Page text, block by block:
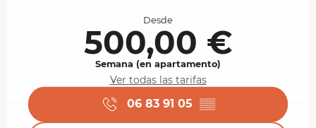
Desde
500,00 €
Semana (en apartamento)
Ver todas las tarifas
06 83 91 05 ▒▒